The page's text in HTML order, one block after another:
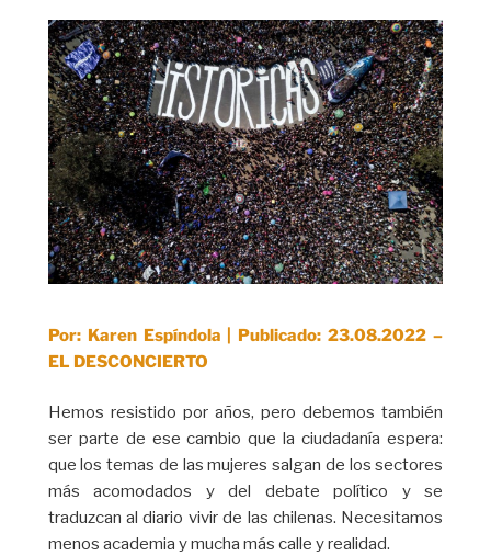
Por: Karen Espíndola | Publicado: 23.08.2022 –
EL DESCONCIERTO
Hemos resistido por años, pero debemos también
ser parte de ese cambio que la ciudadanía espera:
que los temas de las mujeres salgan de los sectores
más acomodados y del debate político y se
traduzcan al diario vivir de las chilenas. Necesitamos
menos academia y mucha más calle y realidad.